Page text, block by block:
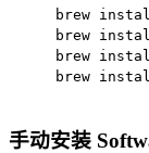
brew
brew
brew
brew
手动安装